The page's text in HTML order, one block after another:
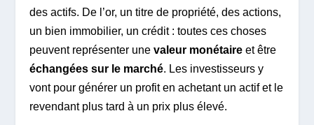
des actifs. De l’or, un titre de propriété, des actions,
un bien immobilier, un crédit : toutes ces choses
peuvent représenter unevaleur monétaire et être
échangées sur le marché. Les investisseurs y
vont pour générer un profit en achetant un actif et le
revendant plus tard à un prix plus élevé.